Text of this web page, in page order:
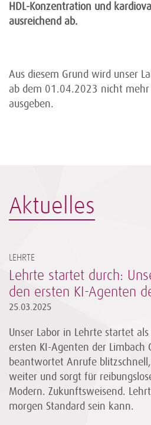
HDL-Konzentration und
ausreichend ab.
Aus diesem Grund wird unser
ab dem 01.04.2023 nicht
ausgeben.
Aktuelles
LEHRTE
Lehrte startet durch:
den ersten KI-Agenten
25.03.2025
Unser Labor in Lehrte startet
ersten KI-Agenten der Limbach
beantwortet Anrufe
weiter und sorgt für
Modern. Zukunftsweisend.
morgen Standard sein kann.